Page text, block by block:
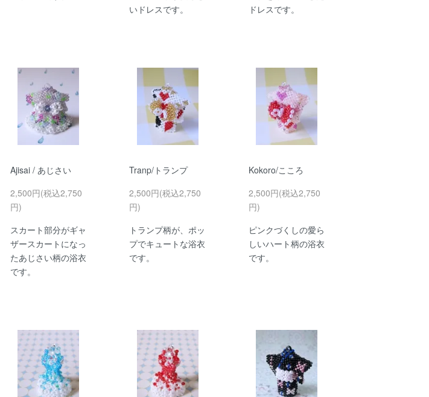
いドレスです。
ドレスです。
Ajisai / あじさい
2,500円(税込2,750
円)
スカート部分がギャ
ザースカートになっ
たあじさい柄の浴衣
です。
Tranp/トランプ
2,500円(税込2,750
円)
トランプ柄が、ポッ
プでキュートな浴衣
です。
Kokoro/こころ
2,500円(税込2,750
円)
ピンクづくしの愛ら
しいハート柄の浴衣
です。